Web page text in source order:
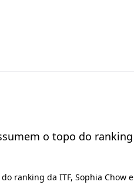
o topo do ranking
ranking da ITF, Sophia Chow e